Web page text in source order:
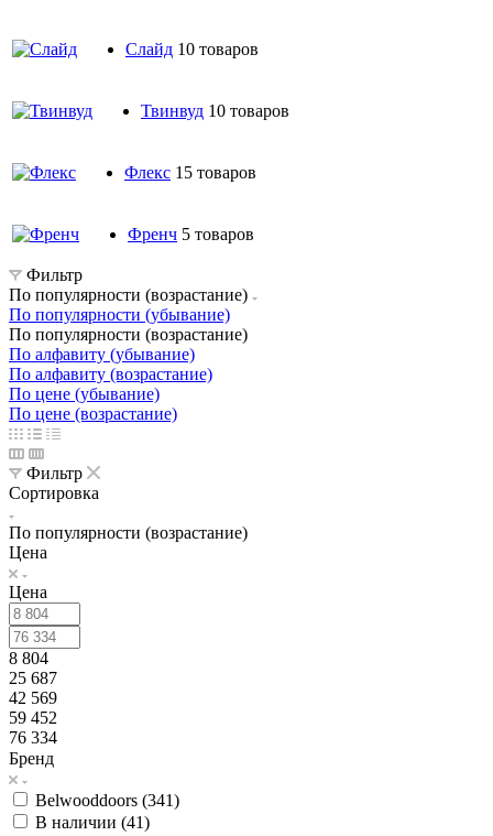
Слайд 10 товаров
Твинвуд 10 товаров
Флекс 15 товаров
Френч 5 товаров
Фильтр
По популярности (возрастание)
По популярности (убывание)
По популярности (возрастание)
По алфавиту (убывание)
По алфавиту (возрастание)
По цене (убывание)
По цене (возрастание)
Фильтр
Сортировка
По популярности (возрастание)
Цена
Цена
8 804
25 687
42 569
59 452
76 334
Бренд
Belwooddoors (341)
В наличии (41)